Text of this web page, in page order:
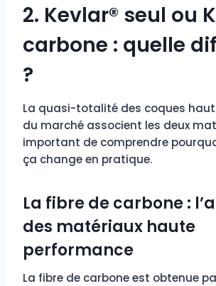
2. Kevlar® seul ou
carbone : quelle
?
La quasi-totalité des coques
du marché associent les deux
important de comprendre
ça change en pratique.
La fibre de carbone :
des matériaux haute
performance
La fibre de carbone est obtenue